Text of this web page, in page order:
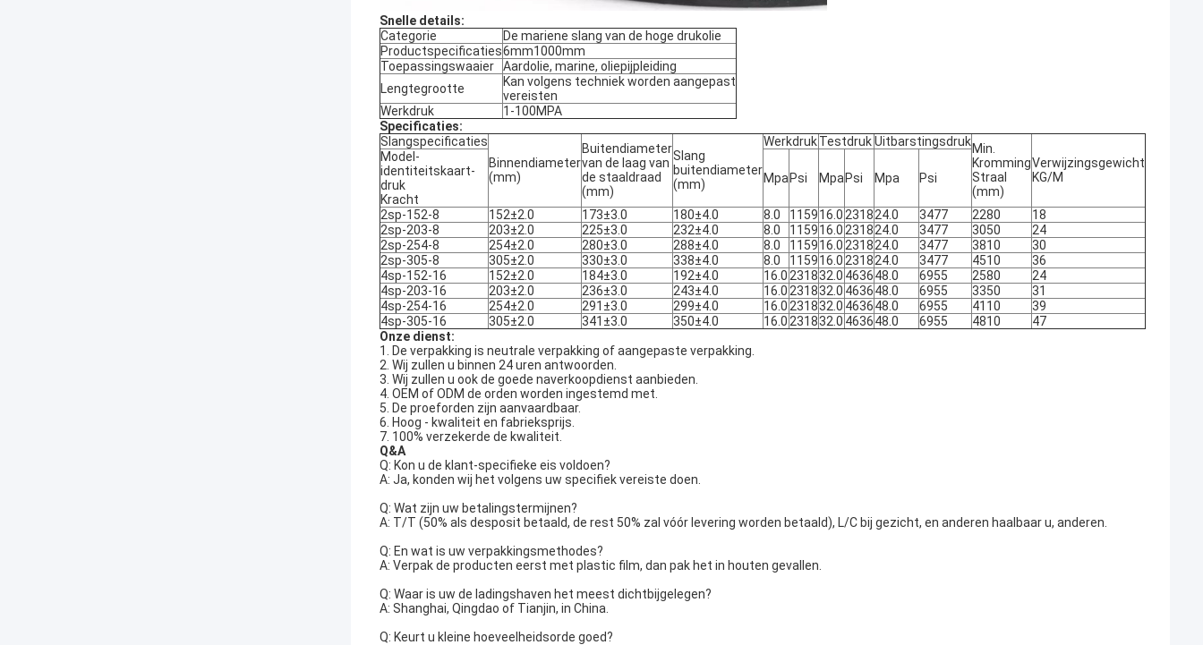
Snelle details:
Categorie
De mariene slang van de hoge drukolie
Productspecificaties6mm1000mm
Toepassingswaaier
Aardolie, marine, oliepijpleiding
Lengtegrootte
Kan volgens techniek worden aangepast
vereisten
Werkdruk
1-100MPA
Specificaties:
Slangspecificaties
Binnendiameter
(mm)
Buitendiameter
van de laag van
de staaldraad
(mm)
Slang
buitendiameter
(mm)
WerkdrukTestdrukUitbarstingsdrukMin.
Kromming
Straal
(mm)
Verwijzingsgewicht
KG/M
Model-
identiteitskaart-
druk
Kracht
Mpa Psi Mpa Psi Mpa Psi
2sp-152-8 152±2.0 173±3.0 180±4.0 8.0 115916.0 231824.0 3477 2280
18
2sp-203-8
203±2.0 225±3.0 232±4.0 8.0 115916.0 231824.0 3477 3050
24
2sp-254-8
254±2.0 280±3.0 288±4.0 8.0 115916.0 231824.0 3477 3810
30
2sp-305-8
305±2.0 330±3.0 338±4.0 8.0 115916.0 231824.0 3477 4510
36
4sp-152-16
152±2.0 184±3.0 192±4.0 16.0 231832.0 463648.0 6955 2580
24
4sp-203-16
203±2.0 236±3.0 243±4.0 16.0 231832.0 463648.0 6955 3350
31
4sp-254-16
254±2.0 291±3.0 299±4.0 16.0 231832.0 463648.0 6955 4110
39
4sp-305-16
305±2.0 341±3.0 350±4.0 16.0 231832.0 463648.0 6955 4810
47
Onze dienst:
1. De verpakking is neutrale verpakking of aangepaste verpakking.
2. Wij zullen u binnen 24 uren antwoorden.
3. Wij zullen u ook de goede naverkoopdienst aanbieden.
4. OEM of ODM de orden worden ingestemd met.
5. De proeforden zijn aanvaardbaar.
6. Hoog - kwaliteit en fabrieksprijs.
7. 100% verzekerde de kwaliteit.
Q&A
Q: Kon u de klant-specifieke eis voldoen?
A: Ja, konden wij het volgens uw specifiek vereiste doen.
Q: Wat zijn uw betalingstermijnen?
A: T/T (50% als desposit betaald, de rest 50% zal vóór levering worden betaald), L/C bij gezicht, en anderen haalbaar u, anderen.
Q: En wat is uw verpakkingsmethodes?
A: Verpak de producten eerst met plastic film, dan pak het in houten gevallen.
Q: Waar is uw de ladingshaven het meest dichtbijgelegen?
A: Shanghai, Qingdao of Tianjin, in China.
Q: Keurt u kleine hoeveelheidsorde goed?